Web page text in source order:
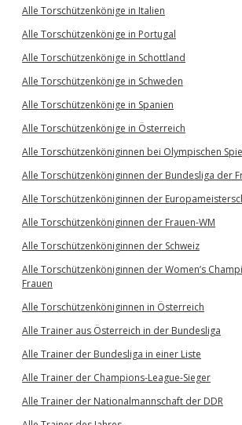
Alle Torschützenkönige in Italien
Alle Torschützenkönige in Portugal
Alle Torschützenkönige in Schottland
Alle Torschützenkönige in Schweden
Alle Torschützenkönige in Spanien
Alle Torschützenkönige in Österreich
Alle Torschützenköniginnen bei Olympischen
Alle Torschützenköniginnen der Bundesliga der
Alle Torschützenköniginnen der
Alle Torschützenköniginnen der Frauen-WM
Alle Torschützenköniginnen der Schweiz
Alle Torschützenköniginnen der Women’s
Frauen
Alle Torschützenköniginnen in Österreich
Alle Trainer aus Österreich in der Bundesliga
Alle Trainer der Bundesliga in einer Liste
Alle Trainer der Champions-League-Sieger
Alle Trainer der Nationalmannschaft der DDR